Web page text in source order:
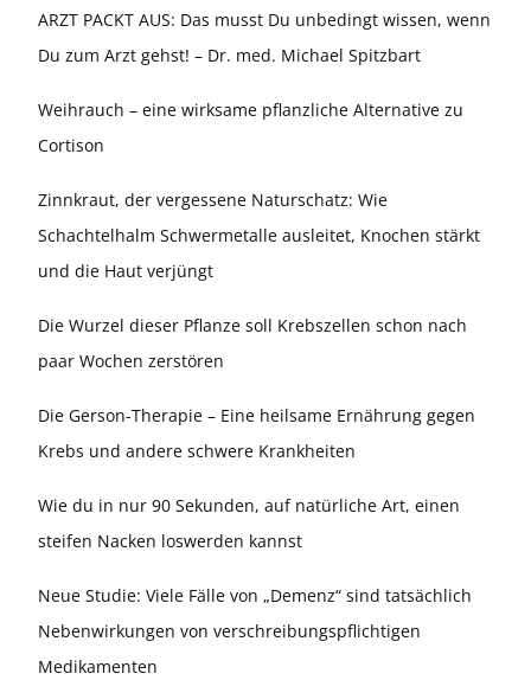
ARZT PACKT AUS: Das musst Du unbedingt wissen, wenn
Du zum Arzt gehst! – Dr. med. Michael Spitzbart
Weihrauch – eine wirksame pflanzliche Alternative zu
Cortison
Zinnkraut, der vergessene Naturschatz: Wie
Schachtelhalm Schwermetalle ausleitet, Knochen stärkt
und die Haut verjüngt
Die Wurzel dieser Pflanze soll Krebszellen schon nach
paar Wochen zerstören
Die Gerson-Therapie – Eine heilsame Ernährung gegen
Krebs und andere schwere Krankheiten
Wie du in nur 90 Sekunden, auf natürliche Art, einen
steifen Nacken loswerden kannst
Neue Studie: Viele Fälle von „Demenz“ sind tatsächlich
Nebenwirkungen von verschreibungspflichtigen
Medikamenten